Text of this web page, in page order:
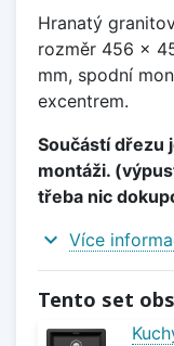
Hranatý
rozměr 456 x
mm, spodní
excentrem.
Součástí dřezu
montáži.
třeba nic
expand_more Více
Tento set